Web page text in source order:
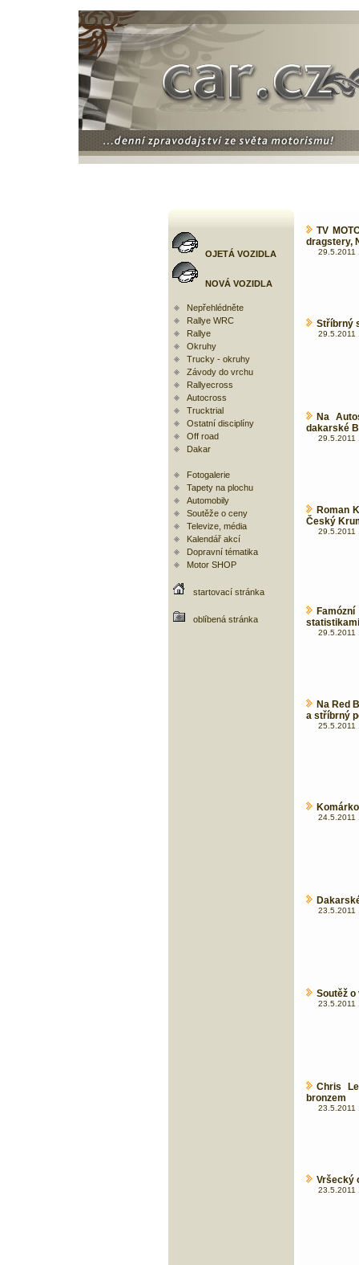
OJETÁ VOZIDLA
NOVÁ VOZIDLA
Nepřehlédněte
Rallye WRC
Rallye
Okruhy
Trucky - okruhy
Závody do vrchu
Rallyecross
Autocross
Trucktrial
Ostatní disciplíny
Off road
Dakar
Fotogalerie
Tapety na plochu
Automobily
Soutěže o ceny
Televize, média
Kalendář akcí
Dopravní tématika
Motor SHOP
startovací stránka
oblíbená stránka
TV
dragstery,
29.5.2011
Stříbrný
29.5.2011
Na
dakarské
29.5.2011
Roman
Český
29.5.2011
statistikami
29.5.2011
Na Red
a stříbrný
25.5.2011
24.5.2011
23.5.2011
Soutěž o
23.5.2011
Chris
bronzem
23.5.2011
Vršecký
23.5.2011